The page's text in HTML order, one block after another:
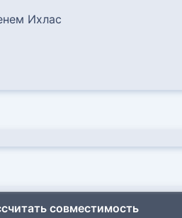
Ихлас
совместимость